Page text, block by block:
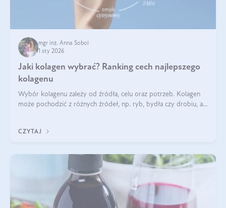
mgr inż. Anna Sobol
1 sty 2026
Jaki kolagen wybrać? Ranking cech najlepszego
kolagenu
Wybór kolagenu zależy od źródła, celu oraz potrzeb. Kolagen
może pochodzić z różnych źródeł, np. ryb, bydła czy drobiu, a
bydlęcy.
CZYTAJ